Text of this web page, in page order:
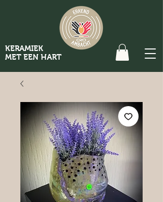
KERAMIEK
MET EEN HART